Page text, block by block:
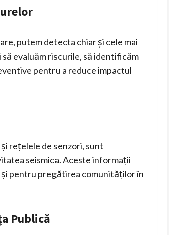
putem detecta chiar și cele mai
evaluăm riscurile, să identificăm
pentru a reduce impactul
rețelele de senzori, sunt
seismica. Aceste informații
pentru pregătirea comunităților în
Publică